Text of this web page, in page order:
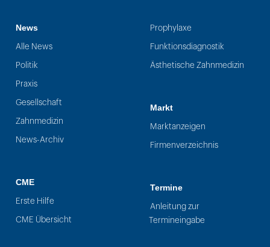
News
Alle News
Politik
Praxis
Gesellschaft
Zahnmedizin
News-Archiv
CME
Erste Hilfe
CME Übersicht
Prophylaxe
Funktionsdiagnostik
Ästhetische Zahnmedizin
Markt
Marktanzeigen
Firmenverzeichnis
Termine
Anleitung zur
Termineingabe